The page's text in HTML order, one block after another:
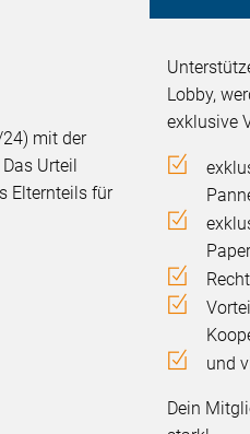
Lobby,
exklusive
und
Dein
mit der
Urteil
Elternteils für